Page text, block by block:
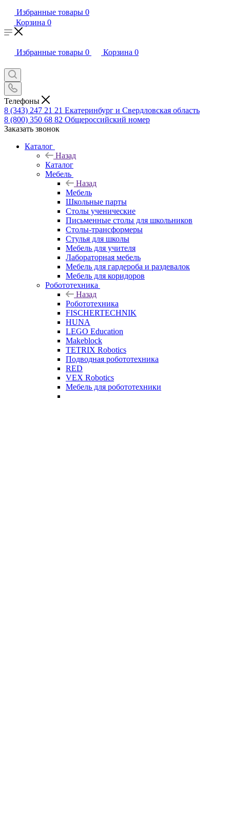
Избранные товары 0
Корзина 0
Избранные товары 0 Корзина 0
Телефоны
8 (343) 247 21 21 Екатеринбург и Свердловская область
8 (800) 350 68 82 Общероссийский номер
Заказать звонок
Каталог
Назад
Каталог
Мебель
Назад
Мебель
Школьные парты
Столы ученические
Письменные столы для школьников
Столы-трансформеры
Стулья для школы
Мебель для учителя
Лабораторная мебель
Мебель для гардероба и раздевалок
Мебель для коридоров
Робототехника
Назад
Робототехника
FISCHERTECHNIK
HUNA
LEGO Education
Makeblock
TETRIX Robotics
Подводная робототехника
RED
VEX Robotics
Мебель для робототехники